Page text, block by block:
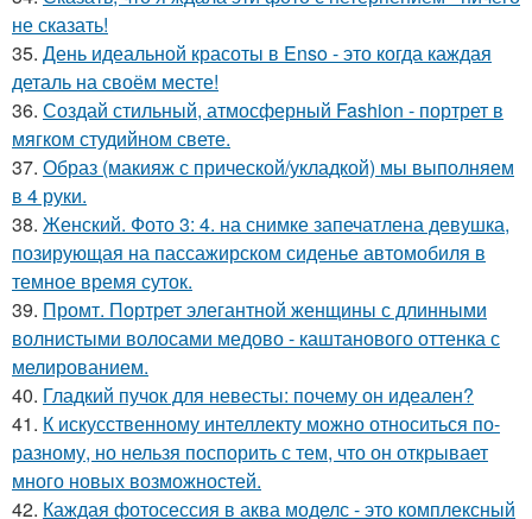
не сказать!
35. День идеальной красоты в Enso - это когда каждая
деталь на своём месте!
36. Создай стильный, атмосферный Fashion - портрет в
мягком студийном свете.
37. Образ (макияж с прической/укладкой) мы выполняем
в 4 руки.
38. Женский. Фото 3: 4. на снимке запечатлена девушка,
позирующая на пассажирском сиденье автомобиля в
темное время суток.
39. Промт. Портрет элегантной женщины с длинными
волнистыми волосами медово - каштанового оттенка с
мелированием.
40. Гладкий пучок для невесты: почему он идеален?
41. К искусственному интеллекту можно относиться по-
разному, но нельзя поспорить с тем, что он открывает
много новых возможностей.
42. Каждая фотосессия в аква моделс - это комплексный